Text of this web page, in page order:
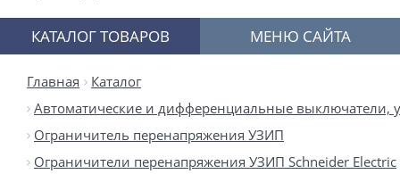
КАТАЛОГ ТОВАРОВ МЕНЮ САЙТА
Главная
Каталог
Автоматические и дифференциальные выключатели,
Ограничитель перенапряжения УЗИП
Ограничители перенапряжения УЗИП Schneider Electric